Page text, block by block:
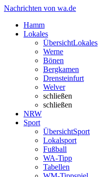
Nachrichten von wa.de
Hamm
Lokales
ÜbersichtLokales
Werne
Bönen
Bergkamen
Drensteinfurt
Welver
schließen
schließen
NRW
Sport
ÜbersichtSport
Lokalsport
Fußball
WA-Tipp
Tabellen